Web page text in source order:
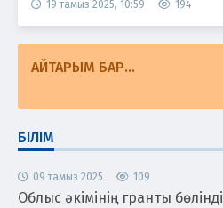
19 тамыз 2025, 10:59 194
АЙТАРЫМ БАР...
БІЛІМ
09 тамыз 2025 109
Облыс әкімінің гранты бөлінді